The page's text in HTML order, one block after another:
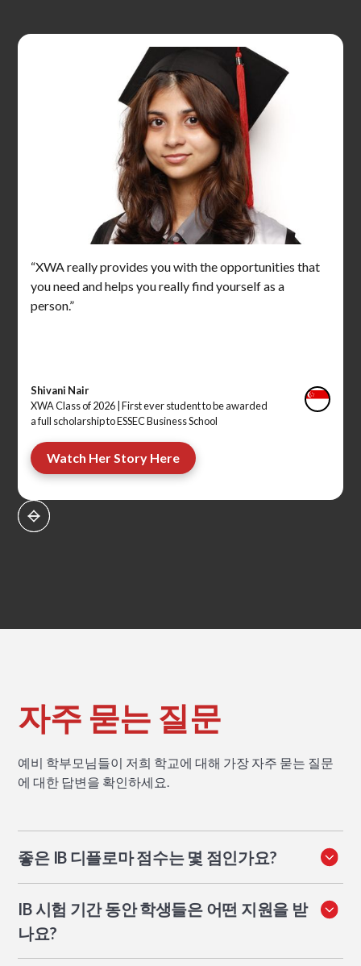
“XWA really provides you with the opportunities that
you need and helps you really find yourself as a
person.”
Shivani Nair
XWA Class of 2026 |First ever student to be awarded
a full scholarship to ESSEC Business School
Watch Her Story Here
자주 묻는 질문
예비 학부모님들이 저희 학교에 대해 가장 자주 묻는 질문
에 대한 답변을 확인하세요.
좋은 IB 디플로마 점수는 몇 점인가요?
일반적으로 경쟁이 치열한 명문 대학에 합격하기에 충분한
점수입니다. 40점 이상은 전 세계 상위 10%에 해당합니다.
IB 시험 기간 동안 학생들은 어떤 지원을 받
나요?